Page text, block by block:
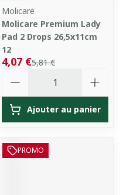
Molicare
Molicare Premium Lady
Pad 2 Drops 26,5x11cm
12
5,81 €
4,07 €
Ajouter au panier
PROMO